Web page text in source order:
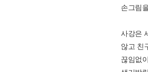
손그림
사강은
않고 친
끊임없